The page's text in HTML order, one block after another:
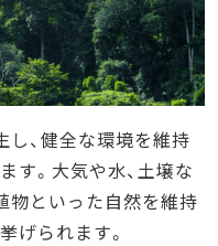
る
し、健全な環境を維持
す。大気や水、土壌な
物といった自然を維持
げられます。